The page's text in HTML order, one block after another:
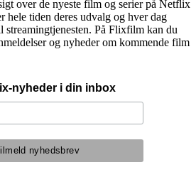
over de nyeste film og serier på Netflix
tiden deres udvalg og hver dag
På Flixfilm kan du
og nyheder om kommende film
nyheder i din inbox